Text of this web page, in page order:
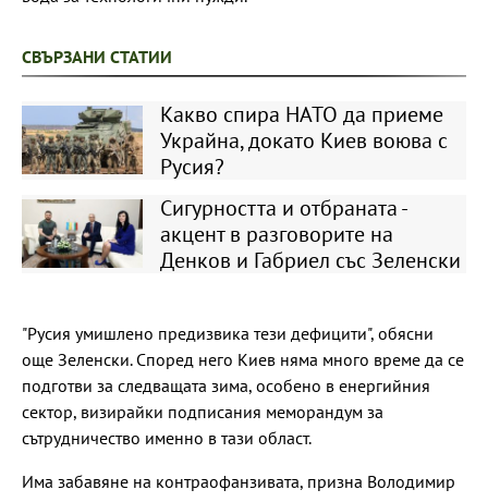
СВЪРЗАНИ СТАТИИ
Какво спира НАТО да приеме
Украйна, докато Киев воюва с
Русия?
Сигурността и отбраната -
акцент в разговорите на
Денков и Габриел със Зеленски
"Русия умишлено предизвика тези дефицити", обясни
още Зеленски. Според него Киев няма много време да се
подготви за следващата зима, особено в енергийния
сектор, визирайки подписания меморандум за
сътрудничество именно в тази област.
Има забавяне на контраофанзивата, призна Володимир